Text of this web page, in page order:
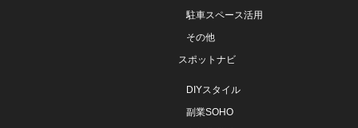
駐車スペース活用
その他
スポットナビ
DIYスタイル
副業SOHO